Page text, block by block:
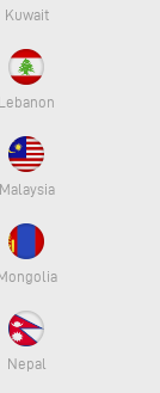
Kuwait
Lebanon
Malaysia
Nepal